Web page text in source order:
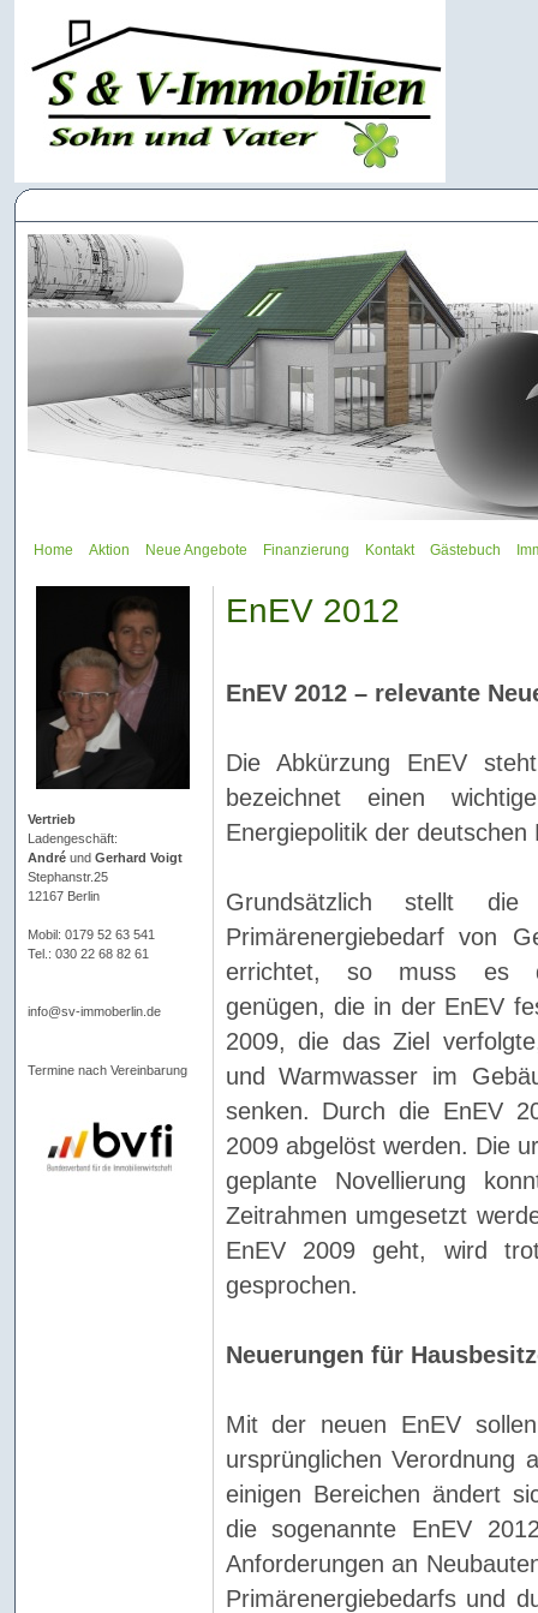
Home Aktion Neue Angebote Finanzierung Kontakt Gästebuch
Vertrieb
Ladengeschäft:
Andréund Gerhard Voigt
Stephanstr.25
12167 Berlin
Mobil: 0179 52 63 541
Tel.: 030 22 68 82 61
info@sv-immoberlin.de
Termine nach Vereinbarung
EnEV 2012
EnEV 2012 – relevante
Die Abkürzung EnEV
bezeichnet einen
Energiepolitik der deutschen
Grundsätzlich stellt
Primärenergiebedarf von
errichtet, so muss es
genügen, die in der EnEV
2009, die das Ziel
und Warmwasser im
senken. Durch die EnEV
2009 abgelöst werden. Die
geplante Novellierung
Zeitrahmen umgesetzt
EnEV 2009 geht, wird
gesprochen.
Neuerungen für
Mit der neuen EnEV
ursprünglichen Verordnung
einigen Bereichen ändert
die sogenannte EnEV
Anforderungen an
Primärenergiebedarfs und